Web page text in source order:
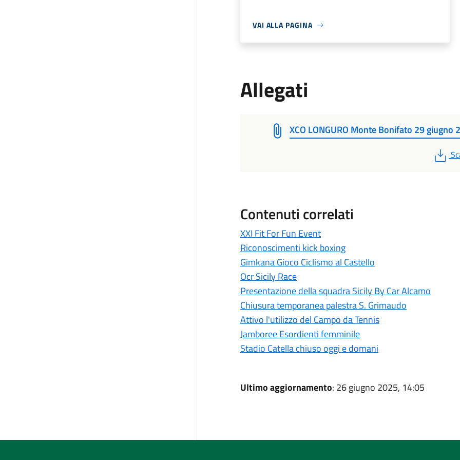
VAI ALLA PAGINA
Allegati
XCO LONGURO Monte Bonifato 29 giugno
Contenuti correlati
XXI Fit For Fun Event
Riconoscimenti kick boxing
Gimkana Gioco Ciclismo al Castello
Ocr Sicily Race
Presentazione della squadra Sicily By Car Alcamo
Chiusura temporanea palestra S. Grimaudo
Attivo l'utilizzo del Campo da Tennis
Jamboree Esordienti femminile
Stadio Catella chiuso oggi e domani
Ultimo aggiornamento: 26 giugno 2025, 14:05